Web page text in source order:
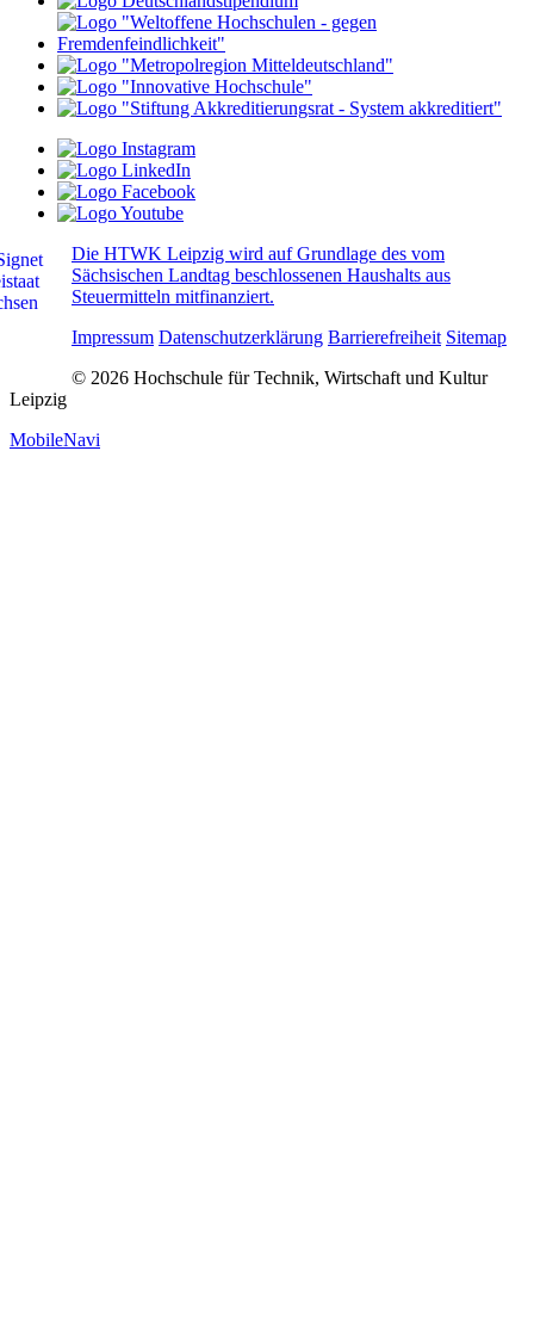
Die HTWK Leipzig wird auf Grundlage des vom
Sächsischen Landtag beschlossenen Haushalts aus
Steuermitteln mitfinanziert.
Impressum Datenschutzerklärung Barrierefreiheit Sitemap
© 2026 Hochschule für Technik, Wirtschaft und Kultur
Leipzig
MobileNavi